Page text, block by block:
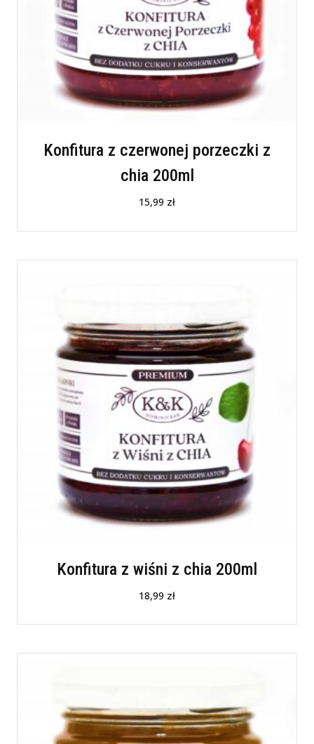
Konfitura z czerwonej porzeczki z
chia 200ml
15,99 zł
Konfitura z wiśni z chia 200ml
18,99 zł